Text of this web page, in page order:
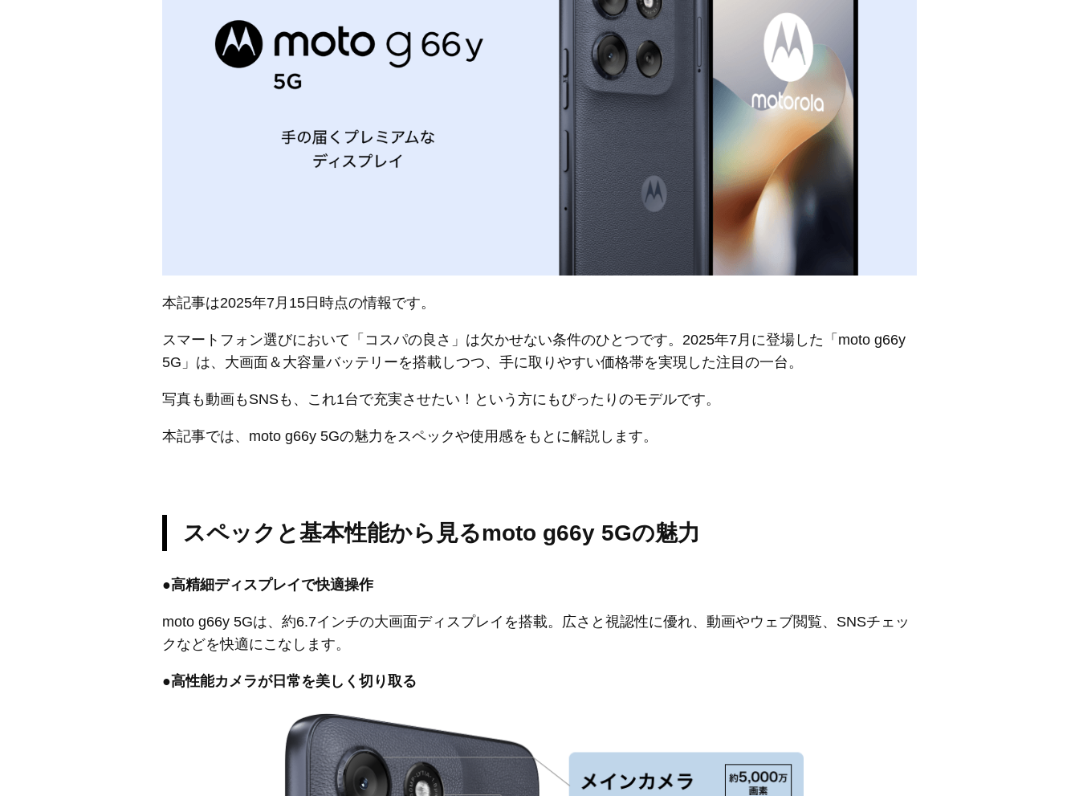
本記事は2025年7月15日時点の情報です。
スマートフォン選びにおいて「コスパの良さ」は欠かせない条件のひとつです。2025年7月に登場した「moto g66y
5G」は、大画面＆大容量バッテリーを搭載しつつ、手に取りやすい価格帯を実現した注目の一台。
写真も動画もSNSも、これ1台で充実させたい！という方にもぴったりのモデルです。
本記事では、moto g66y 5Gの魅力をスペックや使用感をもとに解説します。
スペックと基本性能から見るmoto g66y 5Gの魅力
●高精細ディスプレイで快適操作
moto g66y 5Gは、約6.7インチの大画面ディスプレイを搭載。広さと視認性に優れ、動画やウェブ閲覧、SNSチェッ
クなどを快適にこなします。
●高性能カメラが日常を美しく切り取る